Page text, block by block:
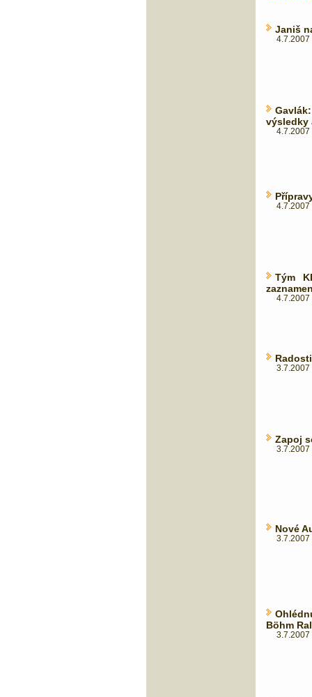
Janiš
4.7.2007
výsledky
4.7.2007
4.7.2007
Tým
4.7.2007
3.7.2007
Zapoj
3.7.2007
Nové
3.7.2007
Böhm
3.7.2007